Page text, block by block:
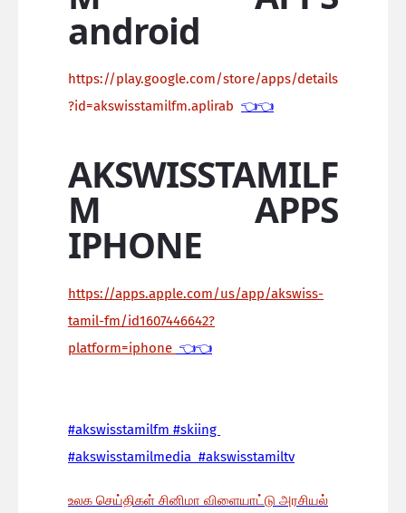
android
https://play.google.com/store/apps/details
?id=akswisstamilfm.aplirab 👈👈
AKSWISSTAMILF
M APPS
IPHONE
https://apps.apple.com/us/app/akswiss-
tamil-fm/id1607446642?
platform=iphone 👈👈
#akswisstamilfm #skiing
#akswisstamilmedia #akswisstamiltv
உலக செய்திகள் சினிமா விளையாட்டு அரசியல்